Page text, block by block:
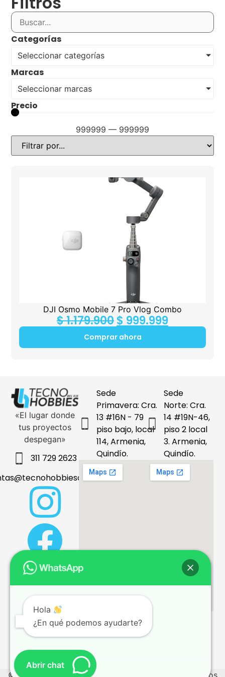
Categorías
Seleccionar categorías
Marcas
Seleccionar marcas
Precio
999999 — 999999
DJI Osmo Mobile 7 Pro Vlog Combo
$1.179.900$ 999.999
Comprar ahora
«El lugar donde
tus proyectos
despegan»
311 729 2623
Sede
Primavera: Cra.
13 #16N - 79
piso bajo, local
114, Armenia,
Quindío.
Sede
Norte: Cra.
14 #19N-46,
piso 2 local
3. Armenia,
Quindío.
Términos y condiciones
Hola
¿En qué podemos ayudarte?
Abrir chat